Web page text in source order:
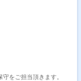
をご担当頂きます。